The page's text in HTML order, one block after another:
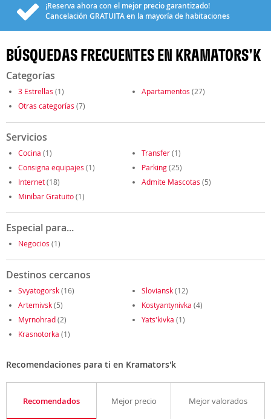
¡Reserva ahora con el mejor precio garantizado!
Cancelación GRATUITAen la mayoría de habitaciones
BÚSQUEDAS FRECUENTES EN KRAMATORS'K
Categorías
3 Estrellas (1) Apartamentos (27)
Otras categorías (7)
Servicios
Cocina (1) Transfer(1)
Consigna equipajes (1) Parking(25)
Internet(18) Admite Mascotas (5)
Minibar Gratuito(1)
Especial para...
Negocios (1)
Destinos cercanos
Svyatogorsk(16) Sloviansk(12)
Artemivsk(5) Kostyantynivka (4)
Myrnohrad(2) Yats'kivka (1)
Krasnotorka (1)
Recomendaciones para ti en Kramators'k
Recomendados Mejor precio Mejor valorados